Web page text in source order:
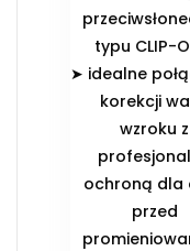
typu CLIP-
➤ idealne
korekcji
wzroku z
ochroną dla
przed